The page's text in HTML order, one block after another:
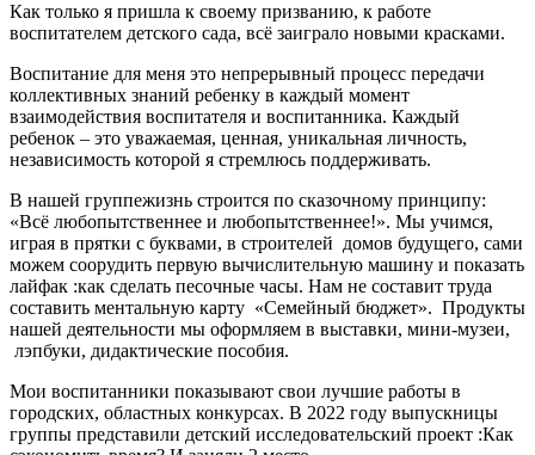
Как только я пришла к своему призванию, к работе
воспитателем детского сада, всё заиграло новыми красками.
Воспитание для меня это непрерывный процесс передачи
коллективных знаний ребенку в каждый момент
взаимодействия воспитателя и воспитанника. Каждый
ребенок – это уважаемая, ценная, уникальная личность,
независимость которой я стремлюсь поддерживать.
В нашей группежизнь строится по сказочному принципу:
«Всё любопытственнее и любопытственнее!». Мы учимся,
играя в прятки с буквами, в строителей домов будущего, сами
можем соорудить первую вычислительную машину и показать
лайфак :как сделать песочные часы. Нам не составит труда
составить ментальную карту «Семейный бюджет». Продукты
нашей деятельности мы оформляем в выставки, мини-музеи,
лэпбуки, дидактические пособия.
Мои воспитанники показывают свои лучшие работы в
городских, областных конкурсах. В 2022 году выпускницы
группы представили детский исследовательский проект :Как